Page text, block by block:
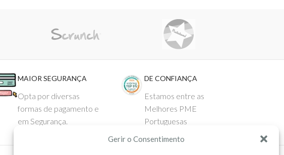
Gerir o Consentimento
MAIOR SEGURANÇA
Opta por diversas
formas de pagamento e
em Segurança.
DE CONFIANÇA
Estamos entre as
Melhores PME
Portuguesas